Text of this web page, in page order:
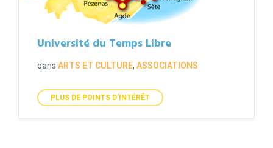
Université du Temps Libre
dans ARTS ET CULTURE, ASSOCIATIONS
PLUS DE POINTS D'INTÉRÊT